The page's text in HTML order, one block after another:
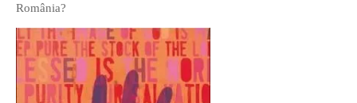
România?